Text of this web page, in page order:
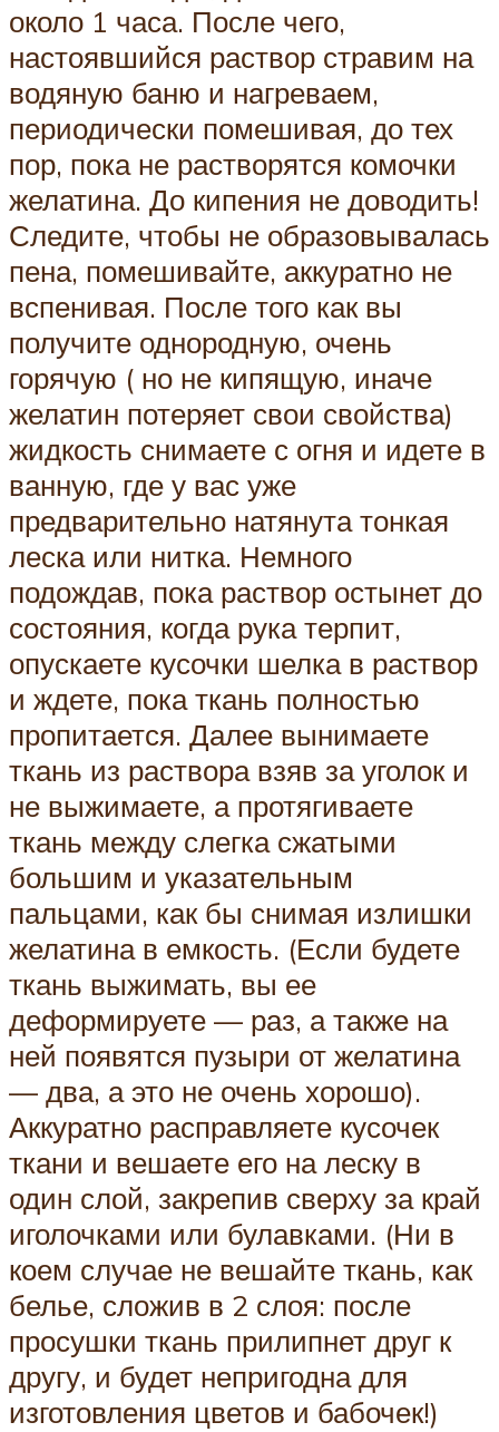
около 1 часа. После чего,
настоявшийся раствор стравим на
водяную баню и нагреваем,
периодически помешивая, до тех
пор, пока не растворятся комочки
желатина. До кипения не доводить!
Следите, чтобы не образовывалась
пена, помешивайте, аккуратно не
вспенивая. После того как вы
получите однородную, очень
горячую ( но не кипящую, иначе
желатин потеряет свои свойства)
жидкость снимаете с огня и идете в
ванную, где у вас уже
предварительно натянута тонкая
леска или нитка. Немного
подождав, пока раствор остынет до
состояния, когда рука терпит,
опускаете кусочки шелка в раствор
и ждете, пока ткань полностью
пропитается. Далее вынимаете
ткань из раствора взяв за уголок и
не выжимаете, а протягиваете
ткань между слегка сжатыми
большим и указательным
пальцами, как бы снимая излишки
желатина в емкость. (Если будете
ткань выжимать, вы ее
деформируете — раз, а также на
ней появятся пузыри от желатина
— два, а это не очень хорошо).
Аккуратно расправляете кусочек
ткани и вешаете его на леску в
один слой, закрепив сверху за край
иголочками или булавками. (Ни в
коем случае не вешайте ткань, как
белье, сложив в 2 слоя: после
просушки ткань прилипнет друг к
другу, и будет непригодна для
изготовления цветов и бабочек!)